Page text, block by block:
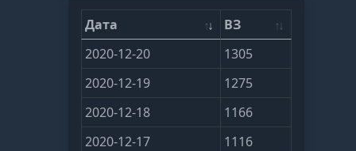
Дата
ВЗ
2020-12-20
1305
2020-12-19
1275
2020-12-18
1166
2020-12-17
1116